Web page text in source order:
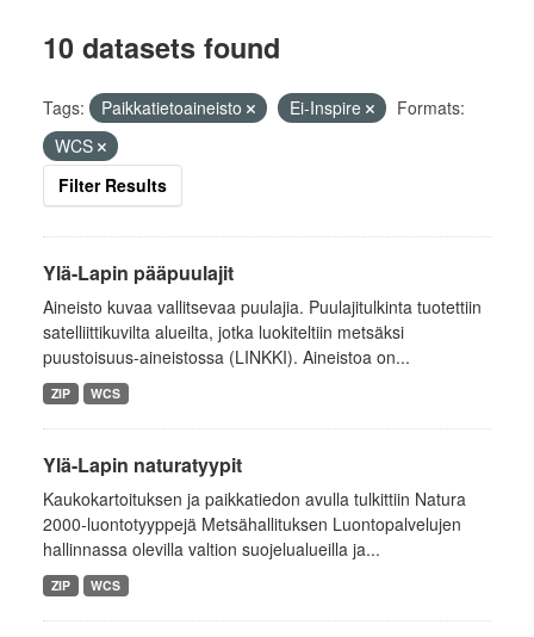
10 datasets found
Tags: Paikkatietoaineisto Ei-Inspire
Formats:
WCS
Filter Results
Ylä-Lapin pääpuulajit
Aineisto kuvaa vallitsevaa puulajia. Puulajitulkinta tuotettiin
satelliittikuvilta alueilta, jotka luokiteltiin metsäksi
puustoisuus-aineistossa (LINKKI). Aineistoa on...
ZIP WCS
Ylä-Lapin naturatyypit
Kaukokartoituksen ja paikkatiedon avulla tulkittiin Natura
2000-luontotyyppejä Metsähallituksen Luontopalvelujen
hallinnassa olevilla valtion suojelualueilla ja...
ZIP WCS